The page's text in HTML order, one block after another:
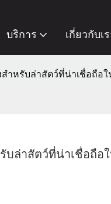
บริการ เกี่ยวกับเ
ำหรับล่าสัตว์ที่น่าเชื่อถือ
ล่าสัตว์ที่น่าเชื่อถือ